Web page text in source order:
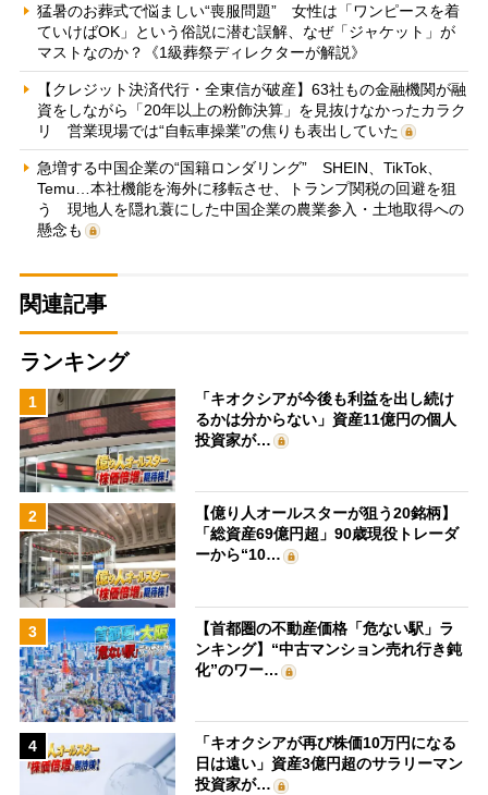
猛暑のお葬式で悩ましい“喪服問題” 女性は「ワンピースを着
ていけばOK」という俗説に潜む誤解、なぜ「ジャケット」が
マストなのか？《1級葬祭ディレクターが解説》
【クレジット決済代行・全東信が破産】63社もの金融機関が融
資をしながら「20年以上の粉飾決算」を見抜けなかったカラク
リ 営業現場では“自転車操業”の焦りも表出していた
急増する中国企業の“国籍ロンダリング” SHEIN、TikTok、
Temu…本社機能を海外に移転させ、トランプ関税の回避を狙
う 現地人を隠れ蓑にした中国企業の農業参入・土地取得への
懸念も
関連記事
ランキング
1
「キオクシアが今後も利益を出し続け
るかは分からない」資産11億円の個人
投資家が…
2
【億り人オールスターが狙う20銘柄】
「総資産69億円超」90歳現役トレーダ
ーから“10…
3
【首都圏の不動産価格「危ない駅」ラ
ンキング】“中古マンション売れ行き鈍
化”のワー…
4
「キオクシアが再び株価10万円になる
日は遠い」資産3億円超のサラリーマン
投資家が…